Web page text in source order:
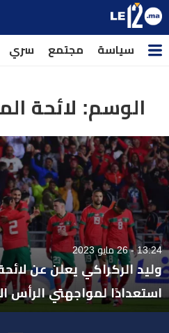
سياسة مجتمع سري
الوسم: لائحة
13:24 - 26 مايو 2023
وليد الركراكي يعلن عن
استعدادًا لمواجهتي الرأس